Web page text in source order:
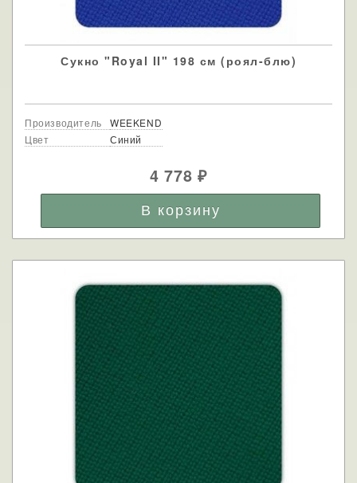
Сукно "Royal II" 198 см (роял-блю)
Производитель
WEEKEND
Цвет
Синий
4 778₽